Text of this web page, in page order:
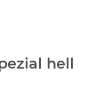
hell